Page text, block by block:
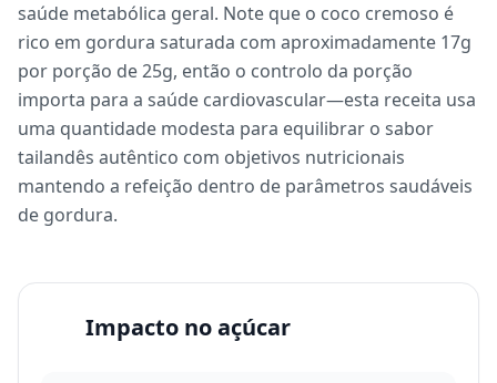
saúde metabólica geral. Note que o coco cremoso é
rico em gordura saturada com aproximadamente 17g
por porção de 25g, então o controlo da porção
importa para a saúde cardiovascular—esta receita usa
uma quantidade modesta para equilibrar o sabor
tailandês autêntico com objetivos nutricionais
mantendo a refeição dentro de parâmetros saudáveis
de gordura.
Impacto no açúcar